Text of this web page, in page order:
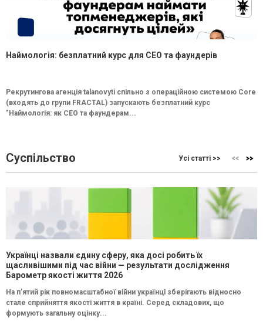
Наймологія: безплатний курс для CEO та фаундерів
Рекрутингова агенція talanovyti спільно з операційною системою Core
(входять до групи FRACTAL) запускають безплатний курс
"Наймологія: як СEO та фаундерам...
Суспільство Усі статті >>
Українці назвали єдину сферу, яка досі робить їх
щасливішими під час війни — результати дослідження
Барометр якості життя 2026
На п’ятий рік повномасштабної війни українці зберігають відносно
стале сприйняття якості життя в країні. Серед складових, що
формують загальну оцінку...